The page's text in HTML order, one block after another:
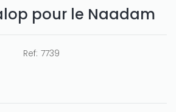
pour le Naadam
Ref: 7739